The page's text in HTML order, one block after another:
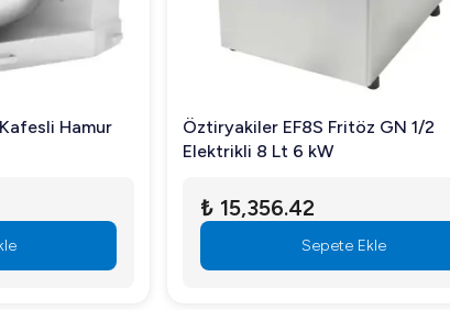
sunduğu garanti kapsamı altındadır. Garanti süresi
W - 25 KG/GÜN KÜP BUZ MAKİNESİ VE SU
ile işletmenizde fark yaratacaktır. Şimdi bu harika
Hamur
Öztiryakiler EF8S Fritöz GN 1/2
Elektrikli 8 Lt 6 kW
₺ 15,356.42
Sepete Ekle